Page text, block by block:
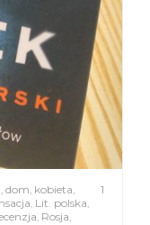
1
dom kobieta
Lit. polska
Rosja